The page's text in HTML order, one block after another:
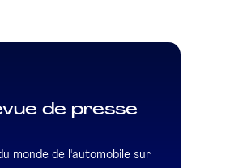
de presse
monde de l'automobile sur